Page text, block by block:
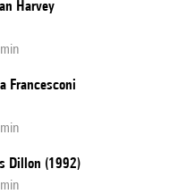
Harvey
Francesconi
Dillon (1992)